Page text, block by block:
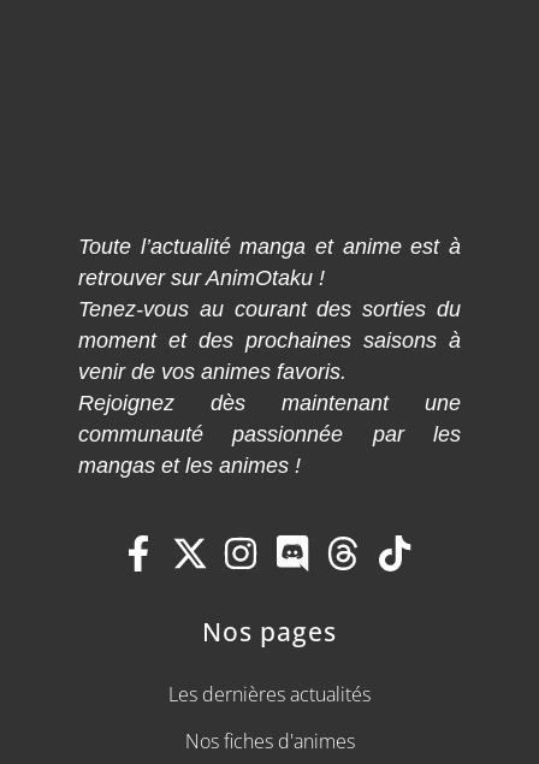
Toute l’actualité manga et anime est à
retrouver sur AnimOtaku !
Tenez-vous au courant des sorties du
moment et des prochaines saisons à
venir de vos animes favoris.
Rejoignez dès maintenant une
communauté passionnée par les
mangas et les animes !
Nos pages
Les dernières actualités
Nos fiches d'animes